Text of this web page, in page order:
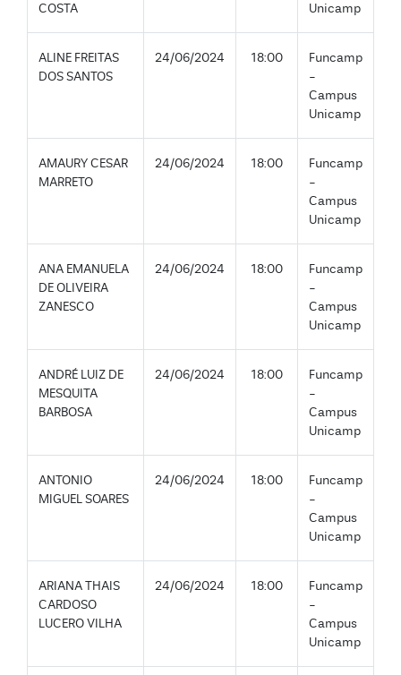
COSTA
Unicamp
ALINE FREITAS
DOS SANTOS
24/06/2024 18:00
Funcamp
-
Campus
Unicamp
AMAURY CESAR
MARRETO
24/06/2024 18:00
Funcamp
-
Campus
Unicamp
ANA EMANUELA
DE OLIVEIRA
ZANESCO
24/06/2024 18:00
Funcamp
-
Campus
Unicamp
ANDRÉ LUIZ DE
MESQUITA
BARBOSA
24/06/2024 18:00
Funcamp
-
Campus
Unicamp
ANTONIO
MIGUEL SOARES
24/06/2024 18:00
Funcamp
-
Campus
Unicamp
ARIANA THAIS
CARDOSO
LUCERO VILHA
24/06/2024 18:00
Funcamp
-
Campus
Unicamp